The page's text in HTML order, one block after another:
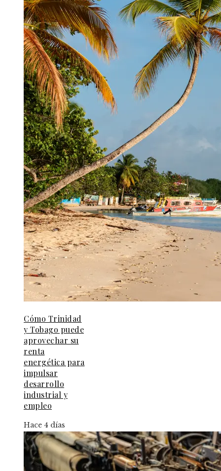
Cómo Trinidad
y Tobago puede
aprovechar su
renta
energética para
impulsar
desarrollo
industrial y
empleo
Hace 4 días